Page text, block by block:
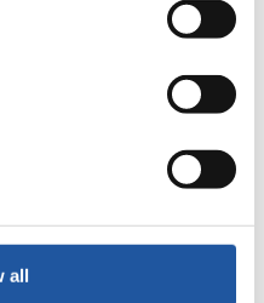
all
einsehen, sich über
Sponsoren informieren,